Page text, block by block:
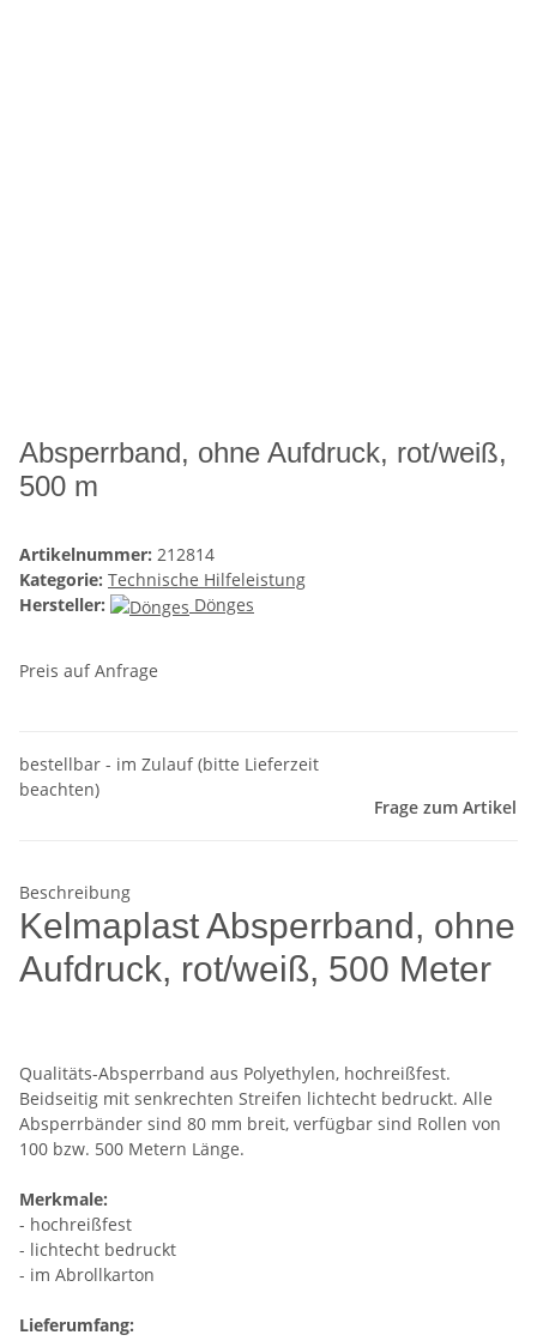
Absperrband, ohne Aufdruck, rot/weiß,
500 m
Artikelnummer: 212814
Kategorie: Technische Hilfeleistung
Hersteller:
Dönges
Preis auf Anfrage
bestellbar - im Zulauf (bitte Lieferzeit
beachten)
Frage zum Artikel
Beschreibung
Kelmaplast Absperrband, ohne
Aufdruck, rot/weiß, 500 Meter
Qualitäts-Absperrband aus Polyethylen, hochreißfest.
Beidseitig mit senkrechten Streifen lichtecht bedruckt. Alle
Absperrbänder sind 80 mm breit, verfügbar sind Rollen von
100 bzw. 500 Metern Länge.
Merkmale:
- hochreißfest
- lichtecht bedruckt
- im Abrollkarton
Lieferumfang: